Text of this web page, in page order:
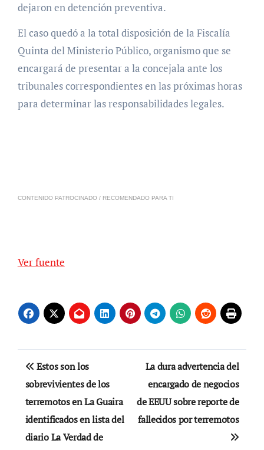
dejaron en detención preventiva.
El caso quedó a la total disposición de la Fiscalía
Quinta del Ministerio Público, organismo que se
encargará de presentar a la concejala ante los
tribunales correspondientes en las próximas horas
para determinar las responsabilidades legales.
CONTENIDO PATROCINADO / RECOMENDADO PARA TI
Ver fuente
Navegación
de
entradas
Estos son los
sobrevivientes de los
terremotos en La Guaira
identificados en lista del
diario La Verdad de
La dura advertencia del
encargado de negocios
de EEUU sobre reporte de
fallecidos por terremotos